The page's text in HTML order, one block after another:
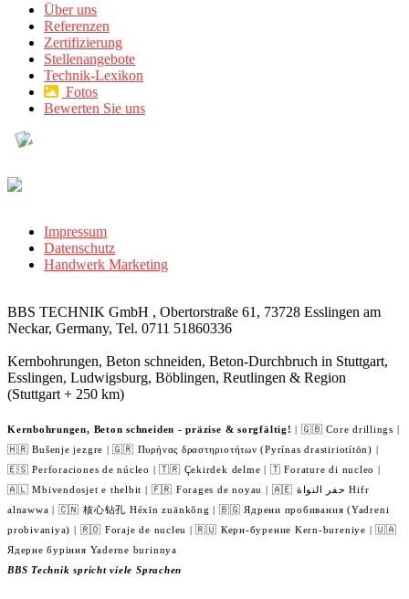
Über uns
Referenzen
Zertifizierung
Stellenangebote
Technik-Lexikon
Fotos
Bewerten Sie uns
Impressum
Datenschutz
Handwerk Marketing
BBS TECHNIK GmbH , Obertorstraße 61, 73728 Esslingen am
Neckar, Germany, Tel. 0711 51860336
Kernbohrungen, Beton schneiden, Beton-Durchbruch in Stuttgart,
Esslingen, Ludwigsburg, Böblingen, Reutlingen & Region
(Stuttgart + 250 km)
Kernbohrungen, Beton schneiden - präzise & sorgfältig! | 🇬🇧 Core drillings |
🇭🇷 Bušenje jezgre | 🇬🇷 Πυρήνας δραστηριοτήτων (Pyrínas drastiriotítōn) |
🇪🇸 Perforaciones de núcleo | 🇹🇷 Çekirdek delme | 🇹 Forature di nucleo |
🇦🇱 Mbivendosjet e thelbit | 🇫🇷 Forages de noyau | 🇦🇪 حفر النواة Hifr
alnawwa | 🇨🇳 核心钻孔 Héxīn zuānkǒng | 🇧🇬 Ядрени пробивания (Yadreni
probivaniya) | 🇷🇴 Foraje de nucleu | 🇷🇺 Керн-бурение Kern-bureniye | 🇺🇦
Ядерне буріння Yaderne burinnya
BBS Technik spricht viele Sprachen